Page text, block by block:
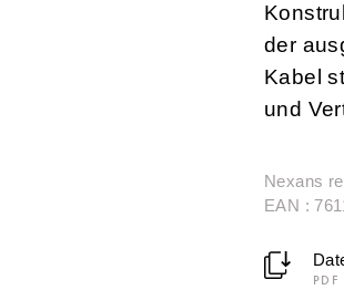
der
Kabel
und
Nexans
EAN :
PDF